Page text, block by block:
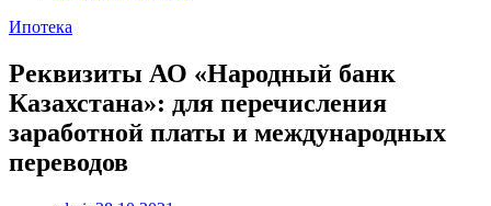
Ипотека
Реквизиты АО «Народный банк
Казахстана»: для перечисления
заработной платы и международных
переводов